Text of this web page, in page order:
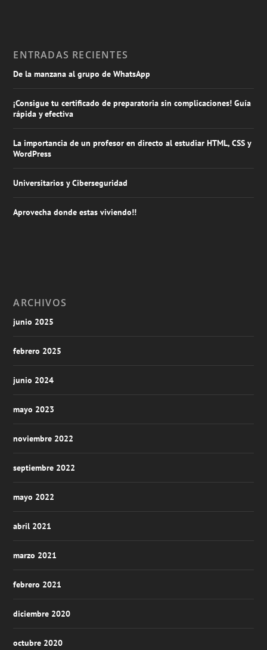
ENTRADAS RECIENTES
De la manzana al grupo de WhatsApp
¡Consigue tu certificado de preparatoria sin complicaciones! Guía
rápida y efectiva
La importancia de un profesor en directo al estudiar HTML, CSS y
WordPress
Universitarios y Ciberseguridad
Aprovecha donde estas viviendo!!
ARCHIVOS
junio 2025
febrero 2025
junio 2024
mayo 2023
noviembre 2022
septiembre 2022
mayo 2022
abril 2021
marzo 2021
febrero 2021
diciembre 2020
octubre 2020